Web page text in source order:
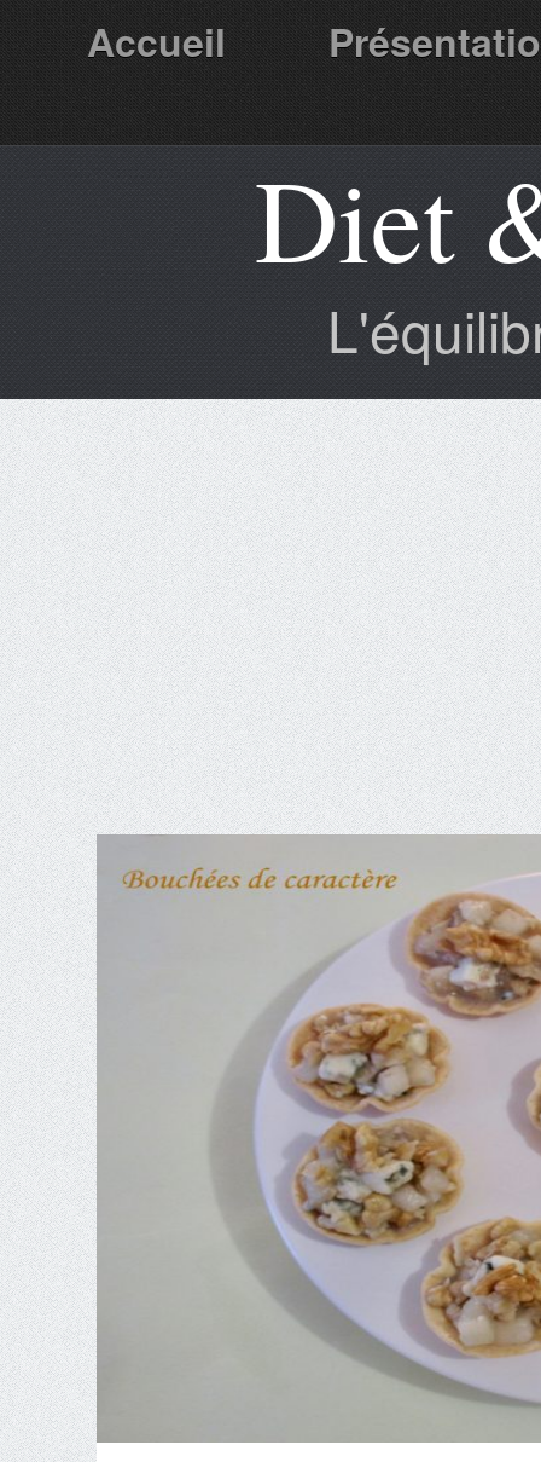
Accueil
Partenaires Diet